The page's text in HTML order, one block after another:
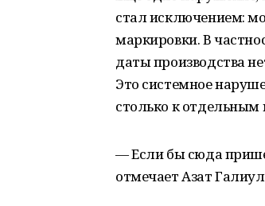
стал исключением:
маркировки. В
даты производства
Это системное
столько к отдельным
— Если бы сюда
отмечает Азат